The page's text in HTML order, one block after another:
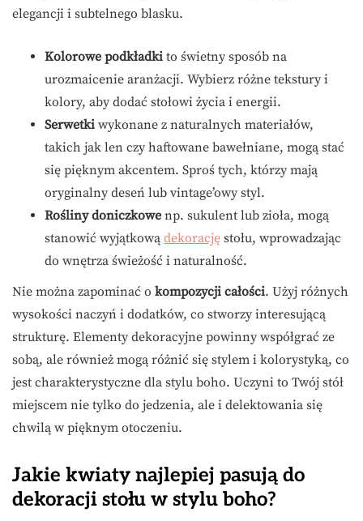
elegancji i subtelnego blasku.
Kolorowe podkładki to świetny sposób na
urozmaicenie aranżacji. Wybierz różne tekstury i
kolory, aby dodać stołowi życia i energii.
Serwetki wykonane z naturalnych materiałów,
takich jak len czy haftowane bawełniane, mogą stać
się pięknym akcentem. Sproś tych, którzy mają
oryginalny deseń lub vintage’owy styl.
Rośliny doniczkowe np. sukulent lub zioła, mogą
stanowić wyjątkową dekorację stołu, wprowadzając
do wnętrza świeżość i naturalność.
Nie można zapominać o kompozycji całości. Użyj różnych
wysokości naczyń i dodatków, co stworzy interesującą
strukturę. Elementy dekoracyjne powinny współgrać ze
sobą, ale również mogą różnić się stylem i kolorystyką, co
jest charakterystyczne dla stylu boho. Uczyni to Twój stół
miejscem nie tylko do jedzenia, ale i delektowania się
chwilą w pięknym otoczeniu.
Jakie kwiaty najlepiej pasują do
dekoracji stołu w stylu boho?